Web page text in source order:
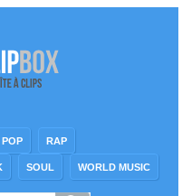
POP RAP
SOUL WORLD MUSIC